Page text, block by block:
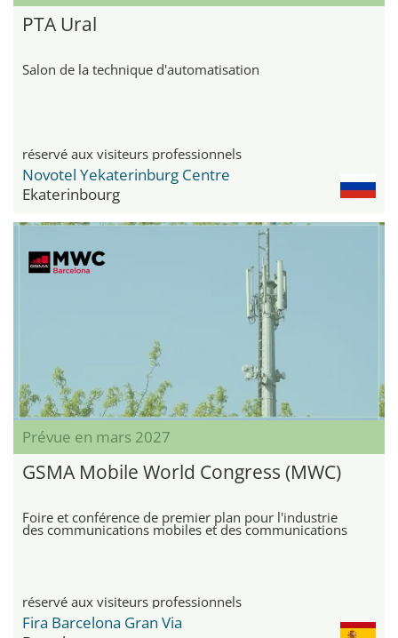
PTA Ural
Salon de la technique d'automatisation
réservé aux visiteurs professionnels
Novotel Yekaterinburg Centre
Ekaterinbourg
Prévue en mars 2027
GSMA Mobile World Congress (MWC)
Foire et conférence de premier plan pour l'industrie
des communications mobiles et des communications
réservé aux visiteurs professionnels
Fira Barcelona Gran Via